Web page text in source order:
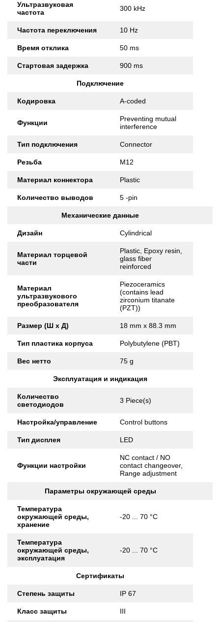
Ультразвуковая
частота
300 kHz
Частота переключения 10 Hz
Время отклика 50 ms
Стартовая задержка 900 ms
Подключение
Кодировка A-coded
Функции
Preventing mutual
interference
Тип подключения Connector
Резьба M12
Материал коннектора Plastic
Количество выводов 5 -pin
Механические данные
Дизайн Cylindrical
Материал торцевой
части
Plastic, Epoxy resin,
glass fiber
reinforced
Материал
ультразвукового
преобразователя
Piezoceramics
(contains lead
zirconium titanate
(PZT))
Размер (Ш x Д) 18 mm x 88.3 mm
Тип пластика корпуса Polybutylene (PBT)
Вес нетто 75 g
Эксплуатация и индикация
Количество
светодиодов
3 Piece(s)
Настройка/управление Control buttons
Тип дисплея LED
Функции настройки
NC contact / NO
contact changeover,
Range adjustment
Параметры окружающей среды
Температура
окружающей среды,
хранение
-20 ... 70 °C
Температура
окружающей среды,
эксплуатация
-20 ... 70 °C
Сертификаты
Степень защиты IP 67
Класс защиты III